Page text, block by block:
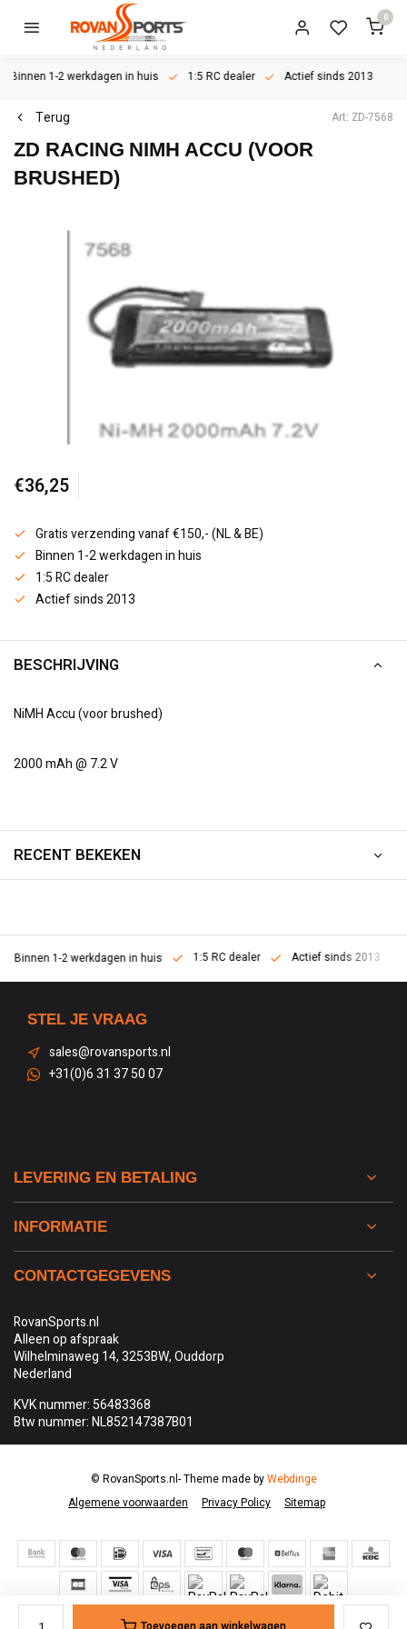
0
Binnen 1-2 werkdagen in huis 1:5 RC dealer Actief sinds 2013
Terug Art: ZD-7568
ZD RACING NIMH ACCU (VOOR
BRUSHED)
€36,25
Gratis verzending vanaf €150,- (NL & BE)
Binnen 1-2 werkdagen in huis
1:5 RC dealer
Actief sinds 2013
BESCHRIJVING
NiMH Accu (voor brushed)
2000 mAh @ 7.2 V
RECENT BEKEKEN
Binnen 1-2 werkdagen in huis 1:5 RC dealer Actief sinds 2013
STEL JE VRAAG
sales@rovansports.nl
+31(0)6 31 37 50 07
LEVERING EN BETALING
INFORMATIE
CONTACTGEGEVENS
RovanSports.nl
Alleen op afspraak
Wilhelminaweg 14, 3253BW, Ouddorp
Nederland
KVK nummer: 56483368
Btw nummer: NL852147387B01
Algemene voorwaarden Privacy Policy Sitemap
© RovanSports.nl- Theme made byWebdinge